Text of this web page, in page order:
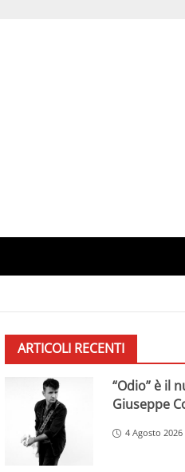
ARTICOLI RECENTI
“Odio” è il
Giuseppe
4 Agosto 2026